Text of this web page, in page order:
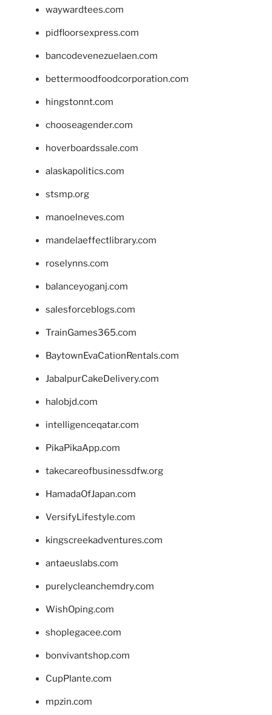
waywardtees.com
pidfloorsexpress.com
bancodevenezuelaen.com
bettermoodfoodcorporation.com
hingstonnt.com
chooseagender.com
hoverboardssale.com
alaskapolitics.com
stsmp.org
manoelneves.com
mandelaeffectlibrary.com
roselynns.com
balanceyoganj.com
salesforceblogs.com
TrainGames365.com
BaytownEvaCationRentals.com
JabalpurCakeDelivery.com
halobjd.com
intelligenceqatar.com
PikaPikaApp.com
takecareofbusinessdfw.org
HamadaOfJapan.com
VersifyLifestyle.com
kingscreekadventures.com
antaeuslabs.com
purelycleanchemdry.com
WishOping.com
shoplegacee.com
bonvivantshop.com
CupPlante.com
mpzin.com